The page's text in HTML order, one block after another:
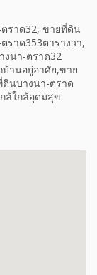
ราด32, ขายที่ดิน
ราด353ตารางวา,
นา-ตราด32
านอยู่อาศัย,ขาย
นบางนา-ตราด
ล้ใกล้อุดมสุข